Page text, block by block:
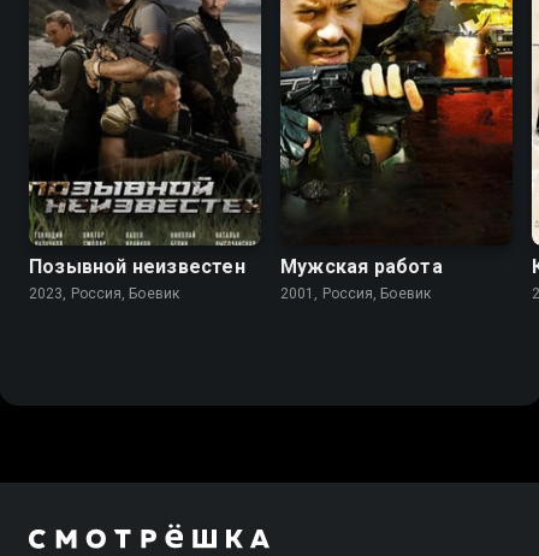
Позывной неизвестен
2023, Россия, Боевик
5.7
Мужская работа
2001, Россия, Боевик